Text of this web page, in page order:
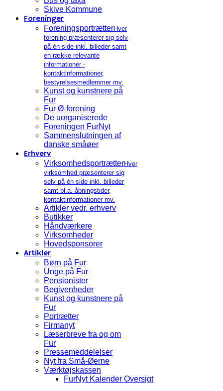
Skive Kommune
Foreninger
ForeningsportrætterHver
forening præsenterer sig selv
på én side inkl. billeder samt
en række relevante
informationer -
kontaktinformationer,
bestyrelsesmedlemmer mv.
Kunst og kunstnere på
Fur
Fur Ø-forening
De uorganiserede
Foreningen FurNyt
Sammenslutningen af
danske småøer
Erhverv
VirksomhedsportrætterHver
virksomhed præsenterer sig
selv på én side inkl. billeder
samt bl.a. åbningstider,
kontaktinformationer mv.
Artikler vedr. erhverv
Butikker
Håndværkere
Virksomheder
Hovedsponsorer
Artikler
Børn på Fur
Unge på Fur
Pensionister
Begivenheder
Kunst og kunstnere på
Fur
Portrætter
Firmanyt
Læserbreve fra og om
Fur
Pressemeddelelser
Nyt fra Små-Øerne
Værktøjskassen
FurNyt Kalender Oversigt